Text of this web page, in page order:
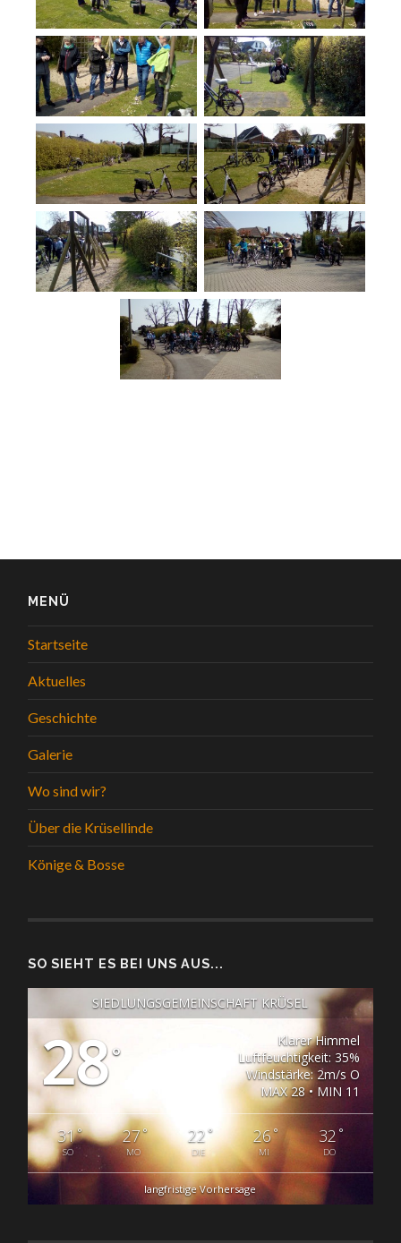
MENÜ
Startseite
Aktuelles
Geschichte
Galerie
Wo sind wir?
Über die Krüsellinde
Könige & Bosse
SO SIEHT ES BEI UNS AUS...
SIEDLUNGSGEMEINSCHAFT KRÜSEL
28°
Klarer Himmel
Luftfeuchtigkeit: 35%
Windstärke: 2m/s O
MAX 28 • MIN 11
31°
SO
27°
MO
22 °
DIE
26°
MI
32 °
DO
langfristige Vorhersage